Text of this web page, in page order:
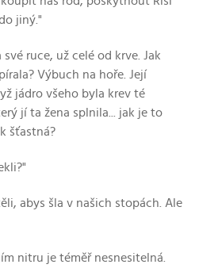
jiný."
ruce, už celé od krve. Jak
Výbuch na hoře. Její
jádro všeho byla krev té
jí ta žena splnila... jak je to
šťastná?
abys šla v našich stopách. Ale
nitru je téměř nesnesitelná.